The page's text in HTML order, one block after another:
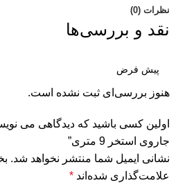
نظرات (0)
نقد و بررسی‌ها
هنوز بررسی‌ای ثبت نشده است.
اولین کسی باشید که دیدگاهی می
جاروی استخر 9 متری”
نشانی ایمیل شما منتشر نخواهد شد.
علامت‌گذاری شده‌اند *